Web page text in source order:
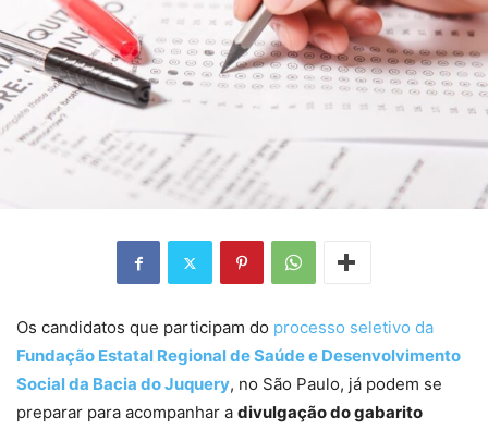
Os candidatos que participam do processo seletivo da
Fundação Estatal Regional de Saúde e Desenvolvimento
Social da Bacia do Juquery, no São Paulo, já podem se
preparar para acompanhar a divulgação do gabarito